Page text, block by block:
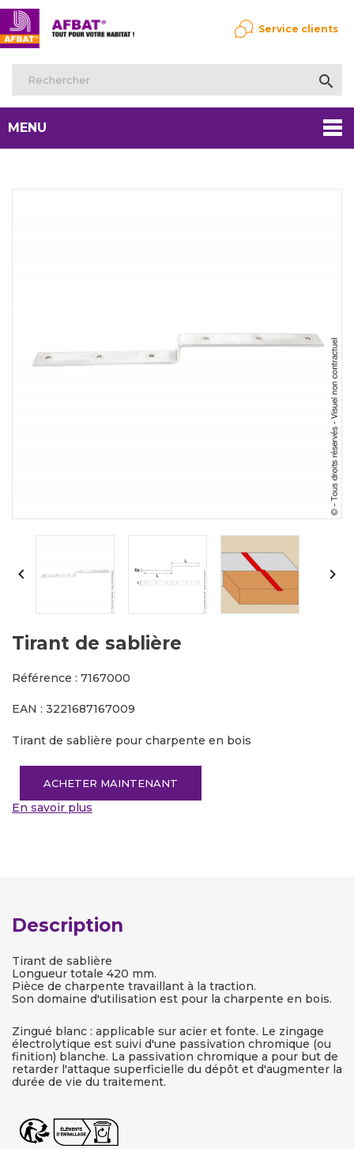

Service clients
MENU
 
Tirant de sablière
Référence : 7167000
EAN : 3221687167009
Tirant de sablière pour charpente en bois
ACHETER MAINTENANT
En savoir plus
Description
Tirant de sablière
Longueur totale 420 mm.
Pièce de charpente travaillant à la traction.
Son domaine d'utilisation est pour la charpente en bois.
Zingué blanc : applicable sur acier et fonte. Le zingage
électrolytique est suivi d'une passivation chromique (ou
finition) blanche. La passivation chromique a pour but de
retarder l'attaque superficielle du dépôt et d'augmenter la
durée de vie du traitement.